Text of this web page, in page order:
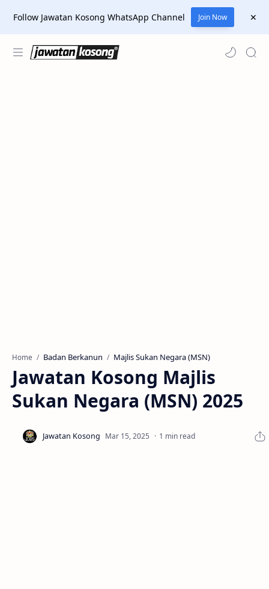
Follow Jawatan Kosong WhatsApp Channel Join Now
Home Badan Berkanun Majlis Sukan Negara (MSN)
Jawatan Kosong Majlis
Sukan Negara (MSN) 2025
1 min read